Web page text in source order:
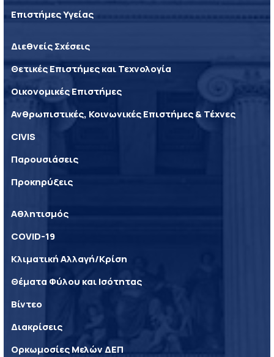
Επιστήμες Υγείας
Διεθνείς Σχέσεις
Θετικές Επιστήμες και Τεχνολογία
Οικονομικές Επιστήμες
Ανθρωπιστικές, Κοινωνικές Επιστήμες & Τέχνες
CIVIS
Παρουσιάσεις
Προκηρύξεις
Αθλητισμός
COVID-19
Κλιματική Αλλαγή/Κρίση
Θέματα Φύλου και Ισότητας
Βίντεο
Διακρίσεις
Ορκωμοσίες Μελών ΔΕΠ